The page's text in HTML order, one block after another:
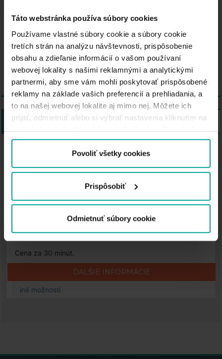
Táto webstránka používa súbory cookies
Používame vlastné súbory cookie a súbory cookie
tretích strán na analýzu návštevnosti, prispôsobenie
obsahu a zdieľanie informácií o vašom používaní
webovej lokality s našimi reklamnými a analytickými
partnermi, aby sme vám mohli poskytovať prispôsobené
reklamy na základe vašich preferencií a prehliadania, a
to na našej webovej lokalite aj mimo nej. Môžete ich
prijať, odmietnuť alebo si vybrať nastavenia kliknutím na
používania súborov cookie.
Povoliť všetky cookies
Prispôsobiť
Odmietnuť súbory cookie
Dóm svätej Alžbety v historickom
centre je dôležitou stavbou, na
ktorú treba poukázať. Je to
najväčší kostol na Slovensku.
ZOZNAM MAPA
Parkovisko Saba Štúrova, Košice
Štúrova-ulica, 040 01 Košice
Cena
0,50€
Cena za 30 minút.
DALŠIE INFORMÁCIE
iné možnosti